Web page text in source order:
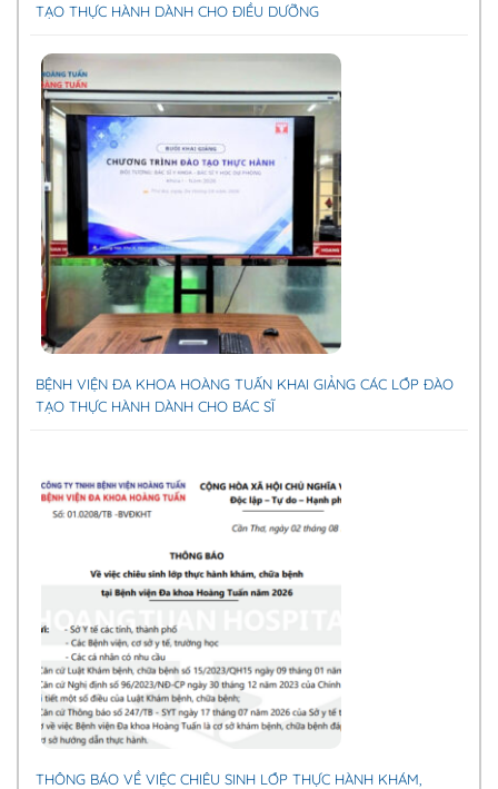
TẠO THỰC HÀNH DÀNH CHO ĐIỀU DƯỠNG
BỆNH VIỆN ĐA KHOA HOÀNG TUẤN KHAI GIẢNG CÁC LỚP ĐÀO
TẠO THỰC HÀNH DÀNH CHO BÁC SĨ
THÔNG BÁO VỀ VIỆC CHIÊU SINH LỚP THỰC HÀNH KHÁM,